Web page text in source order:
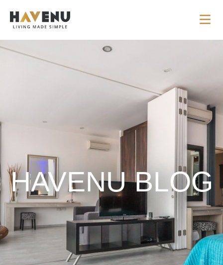
HAVENU BLOG